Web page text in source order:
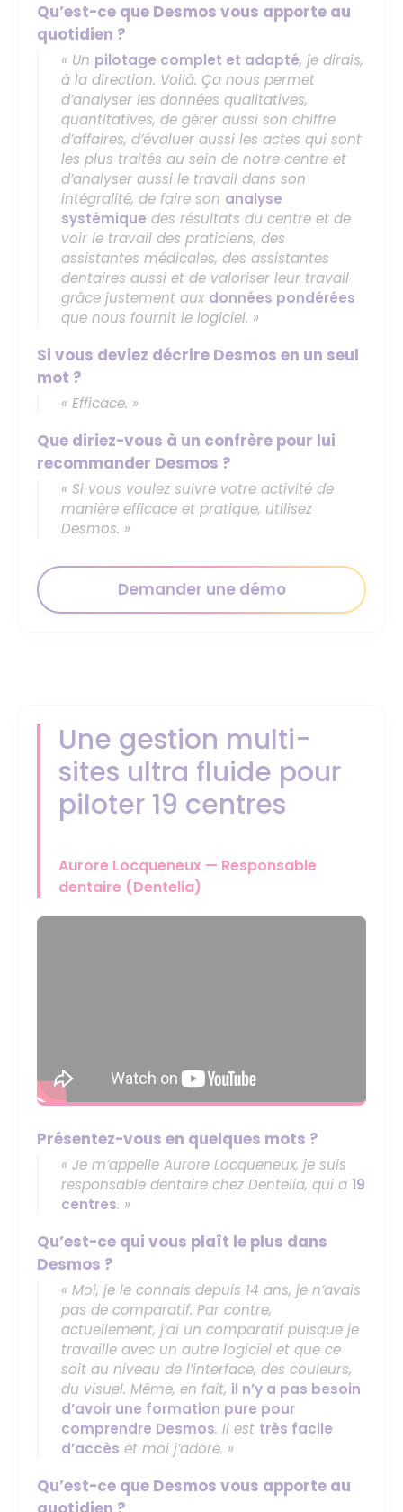
Qu’est-ce que Desmos vous apporte au
quotidien ?
« Un pilotage complet et adapté, je dirais,
à la direction. Voilà. Ça nous permet
d’analyser les données qualitatives,
quantitatives, de gérer aussi son chiffre
d’affaires, d’évaluer aussi les actes qui sont
les plus traités au sein de notre centre et
d’analyser aussi le travail dans son
intégralité, de faire son analyse
systémique des résultats du centre et de
voir le travail des praticiens, des
assistantes médicales, des assistantes
dentaires aussi et de valoriser leur travail
grâce justement aux données pondérées
que nous fournit le logiciel. »
Si vous deviez décrire Desmos en un seul
mot ?
« Efficace. »
Que diriez-vous à un confrère pour lui
recommander Desmos ?
« Si vous voulez suivre votre activité de
manière efficace et pratique, utilisez
Desmos. »
Demander une démo
Une gestion multi-
sites ultra fluide pour
piloter 19 centres
Aurore Locqueneux — Responsable
dentaire (Dentelia)
Présentez-vous en quelques mots ?
« Je m’appelle Aurore Locqueneux, je suis
responsable dentaire chez Dentelia, qui a 19
centres. »
Qu’est-ce qui vous plaît le plus dans
Desmos ?
« Moi, je le connais depuis 14 ans, je n’avais
pas de comparatif. Par contre,
actuellement, j’ai un comparatif puisque je
travaille avec un autre logiciel et que ce
soit au niveau de l’interface, des couleurs,
du visuel. Même, en fait, il n’y a pas besoin
d’avoir une formation pure pour
comprendre Desmos. Il est très facile
d’accès et moi j’adore. »
Qu’est-ce que Desmos vous apporte au